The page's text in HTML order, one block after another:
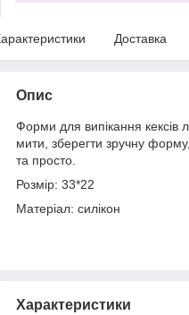
Доставка
Опис
Форми для випікання кексів
мити, зберегти зручну
та просто.
Розмір: 33*22
Матеріал: силікон
Характеристики